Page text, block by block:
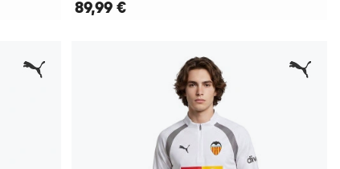
89,99 €